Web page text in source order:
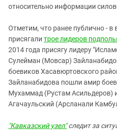
относительно информации
Отметим, что ранее публично -
присягали трое лидеров
2014 года присягу лидеру
Сулейман (Мовсар)
боевиков Хасавюртовского
Зайланабидова пошли амир
Мухаммад (Рустам Асильдеров)
Агачаульский (Арсланали
"Кавказский узел"следит за